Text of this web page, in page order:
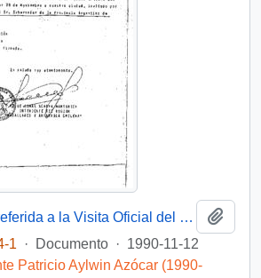
[Documentación referida a la Visita Oficial del Presidente de la República Argentina a Punta Arenas].
1
· Documento · 1990-11-12
Patricio Aylwin Azócar (1990-